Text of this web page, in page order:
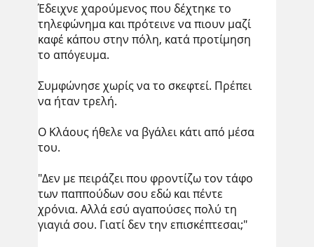
Έδειχνε χαρούμενος που δέχτηκε το
τηλεφώνημα και πρότεινε να πιουν μαζί
καφέ κάπου στην πόλη, κατά προτίμηση
το απόγευμα.
Συμφώνησε χωρίς να το σκεφτεί. Πρέπει
να ήταν τρελή.
Ο Κλάους ήθελε να βγάλει κάτι από μέσα
του.
"Δεν με πειράζει που φροντίζω τον τάφο
των παππούδων σου εδώ και πέντε
χρόνια. Αλλά εσύ αγαπούσες πολύ τη
γιαγιά σου. Γιατί δεν την επισκέπτεσαι;"